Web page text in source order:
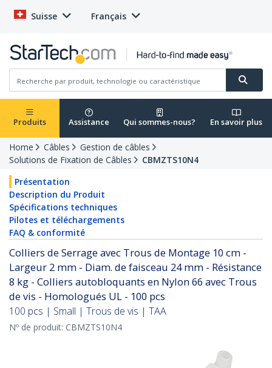
Suisse Français
Produits Assistance Qui sommes-nous? En savoir plus
Home Câbles
Gestion de câbles
Solutions de Fixation de Câbles
CBMZTS10N4
Présentation
Description du Produit
Spécifications techniques
Pilotes et téléchargements
FAQ & conformité
Colliers de Serrage avec Trous de Montage 10 cm -
Largeur 2 mm - Diam. de faisceau 24 mm - Résistance
8 kg - Colliers autobloquants en Nylon 66 avec Trous
de vis - Homologués UL - 100 pcs
100 pcs | Small | Trous de vis | TAA
Nº de produit: CBMZTS10N4